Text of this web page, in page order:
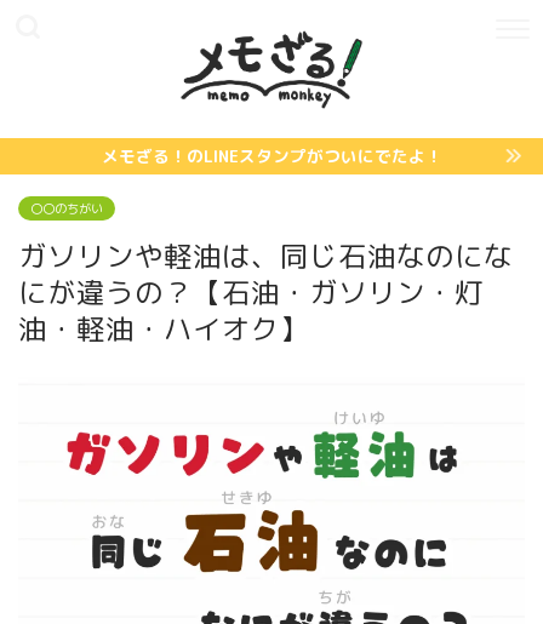
メモざる！のLINEスタンプがついにでたよ！
〇〇のちがい
ガソリンや軽油は、同じ石油なのにな
にが違うの？【石油・ガソリン・灯
油・軽油・ハイオク】